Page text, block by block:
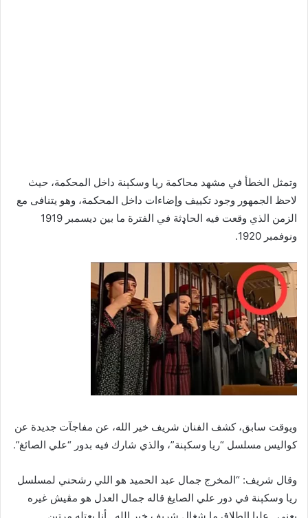
وتمثل الخطأ في مشهد محاكمة ريا وسکېنة داخل المحكمة، حيث
لاحظ الجمهور وجود تكييف وإضاءات داخل المحكمة، وهو يتنافى مع
الزمن الذي وقعت فيه الحاډثة في الفترة ما بين ديسمبر 1919
ونوفمبر 1920.
ويوقت سابق، كشف الفنان شريف خير الله، عن مفاجآت جديدة عن
كواليس مسلسل “ريا وسکېنة”، والذي شارك فيه بدور “علي الصائغ”.
وقال شريف: “المخرج جمال عبد الحميد هو اللي رشحني لمسلسل
ريا وسکېنة في دور علي الصايغ قاله جمال العدل هو مڤيش غيره